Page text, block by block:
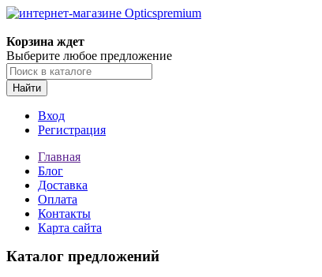
Корзина ждет
Выберите любое предложение
Найти
Вход
Регистрация
Главная
Блог
Доставка
Оплата
Контакты
Карта сайта
Каталог предложений